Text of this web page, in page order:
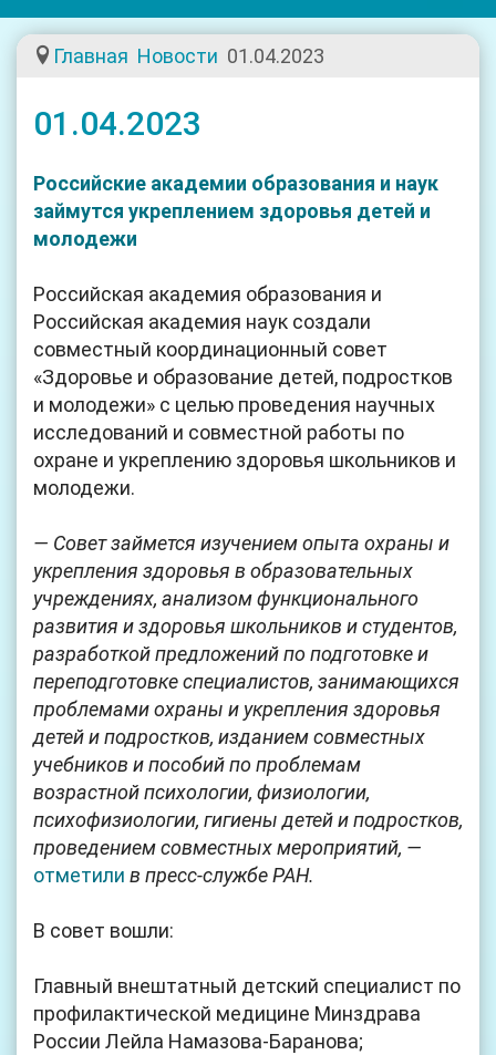
Главная Новости 01.04.2023
01.04.2023
Российские академии образования и наук
займутся укреплением здоровья детей и
молодежи
Российская академия образования и
Российская академия наук создали
совместный координационный совет
«Здоровье и образование детей, подростков
и молодежи» с целью проведения научных
исследований и совместной работы по
охране и укреплению здоровья школьников и
молодежи.
— Совет займется изучением опыта охраны и
укрепления здоровья в образовательных
учреждениях, анализом функционального
развития и здоровья школьников и студентов,
разработкой предложений по подготовке и
переподготовке специалистов, занимающихся
проблемами охраны и укрепления здоровья
детей и подростков, изданием совместных
учебников и пособий по проблемам
возрастной психологии, физиологии,
психофизиологии, гигиены детей и подростков,
проведением совместных мероприятий, —
отметили в пресс-службе РАН.
В совет вошли:
Главный внештатный детский специалист по
профилактической медицине Минздрава
России Лейла Намазова-Баранова;